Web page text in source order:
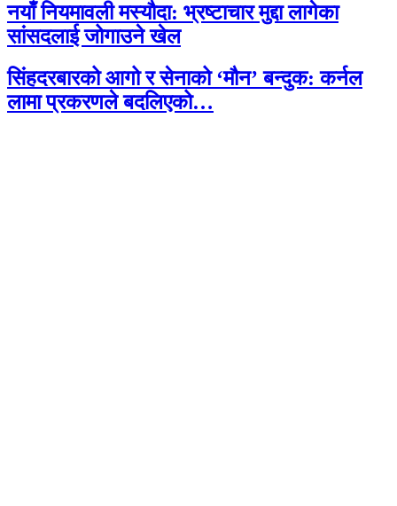
नयाँ नियमावली मस्यौदा: भ्रष्टाचार मुद्दा लागेका
सांसदलाई जोगाउने खेल
सिंहदरबारको आगो र सेनाको ‘मौन’ बन्दुक: कर्नल
लामा प्रकरणले बदलिएको…